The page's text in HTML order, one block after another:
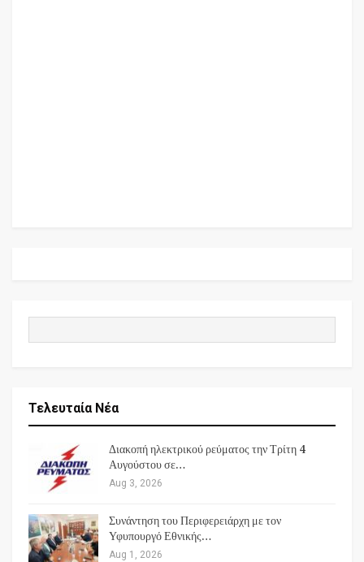
Τελευταία Νέα
Διακοπή ηλεκτρικού ρεύματος την Τρίτη 4
Αυγούστου σε…
Aug 3, 2026
Συνάντηση του Περιφερειάρχη με τον
Υφυπουργό Εθνικής…
Aug 1, 2026